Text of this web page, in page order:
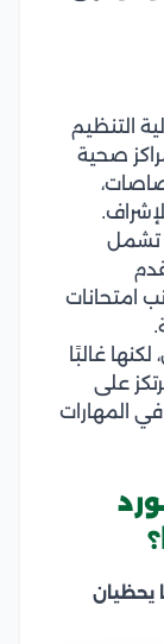
التنظيم
صحية
تشمل
امتحانات
غالبًا
ترتكز على
المهارات
يحظيان